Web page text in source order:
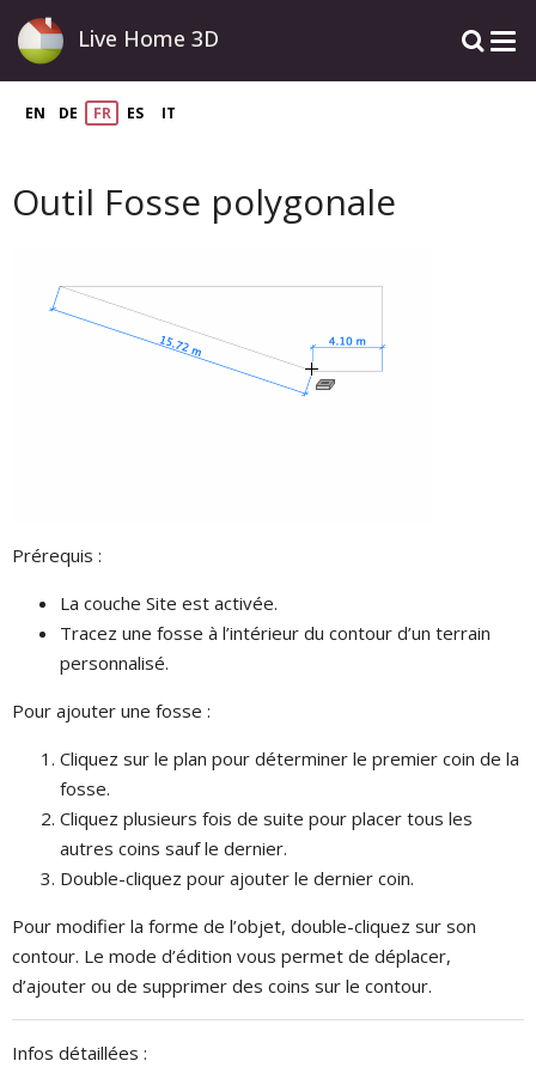
Live Home 3D
EN DE FR ES IT
Outil Fosse polygonale
Prérequis :
La couche Site est activée.
Tracez une fosse à l’intérieur du contour d’un terrain
personnalisé.
Pour ajouter une fosse :
Cliquez sur le plan pour déterminer le premier coin de la
fosse.
Cliquez plusieurs fois de suite pour placer tous les
autres coins sauf le dernier.
Double-cliquez pour ajouter le dernier coin.
Pour modifier la forme de l’objet, double-cliquez sur son
contour. Le mode d’édition vous permet de déplacer,
d’ajouter ou de supprimer des coins sur le contour.
Infos détaillées :